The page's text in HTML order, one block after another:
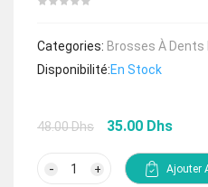
Categories: Brosses À
Disponibilité:En Stock
48.00Dhs
Le
initial
était :
35.00 Dhs
est
Ajouter